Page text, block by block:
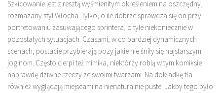
Szkicowanie jest z resztą wyśmienitym określeniem na oszczędny,
rozmazany styl Włocha. Tylko, o ile dobrze sprawdza się on przy
portretowaniu zasuwającego sprintera, o tyle niekoniecznie w
pozostałych sytuacjach. Czasami, w co bardziej dynamicznych
scenach, postacie przybierają pozy jakie nie śniły się najstarszym
joginom. Często cierpi też mimika, niektórzy robią w tym komiksie
naprawdę dziwne rzeczy ze swoimi twarzami. Na dokładkę tła
również wyglądają miejscami na nienaturalnie puste. Jakby tego było